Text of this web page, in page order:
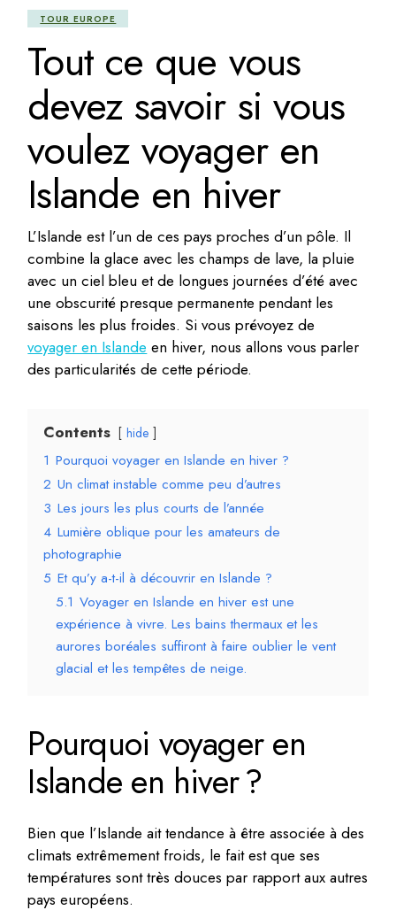
TOUR EUROPE
Tout ce que vous
devez savoir si vous
voulez voyager en
Islande en hiver
L’Islande est l’un de ces pays proches d’un pôle. Il
combine la glace avec les champs de lave, la pluie
avec un ciel bleu et de longues journées d’été avec
une obscurité presque permanente pendant les
saisons les plus froides. Si vous prévoyez de
voyager en Islande en hiver, nous allons vous parler
des particularités de cette période.
Contents hide
1 Pourquoi voyager en Islande en hiver ?
2 Un climat instable comme peu d’autres
3 Les jours les plus courts de l’année
4 Lumière oblique pour les amateurs de
photographie
5 Et qu’y a-t-il à découvrir en Islande ?
5.1 Voyager en Islande en hiver est une
expérience à vivre. Les bains thermaux et les
aurores boréales suffiront à faire oublier le vent
glacial et les tempêtes de neige.
Pourquoi voyager en
Islande en hiver ?
Bien que l’Islande ait tendance à être associée à des
climats extrêmement froids, le fait est que ses
températures sont très douces par rapport aux autres
pays européens.